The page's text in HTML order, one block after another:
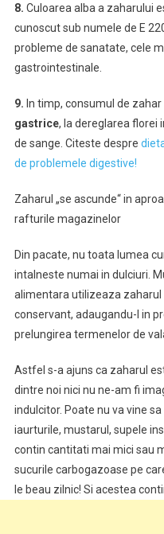
8. Culoarea alba a zaharului
cunoscut sub numele de E
probleme de sanatate, cele
gastrointestinale.
9. In timp, consumul de
gastrice, la dereglarea florei
de sange. Citeste despre
de problemele digestive!
Zaharul „se ascunde“ in
rafturile magazinelor
Din pacate, nu toata lumea
intalneste numai in dulciuri.
alimentara utilizeaza
conservant, adaugandu-l in
prelungirea termenelor de
Astfel s-a ajuns ca zaharul
dintre noi nici nu ne-am fi
indulcitor. Poate nu va vine
iaurturile, mustarul, supele
contin cantitati mai mici sau
sucurile carbogazoase pe
le beau zilnic! Si acestea